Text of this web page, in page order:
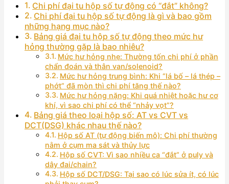
Chi phí đại tu hộp số tự động có “đắt” không?
Chi phí đại tu hộp số tự động là gì và bao gồm
những hạng mục nào?
Bảng giá đại tu hộp số tự động theo mức hư
hỏng thường gặp là bao nhiêu?
Mức hư hỏng nhẹ: Thường tốn chi phí ở phần
chẩn đoán và thân van/solenoid?
Mức hư hỏng trung bình: Khi “lá bố – lá thép –
phớt” đã mòn thì chi phí tăng thế nào?
Mức hư hỏng nặng: Khi quá nhiệt hoặc hư cơ
khí, vì sao chi phí có thể “nhảy vọt”?
Bảng giá theo loại hộp số: AT vs CVT vs
DCT(DSG) khác nhau thế nào?
Hộp số AT (tự động biến mô): Chi phí thường
nằm ở cụm ma sát và thủy lực
Hộp số CVT: Vì sao nhiều ca “đắt” ở puly và
dây đai/chain?
Hộp số DCT/DSG: Tại sao có lúc sửa ít, có lúc